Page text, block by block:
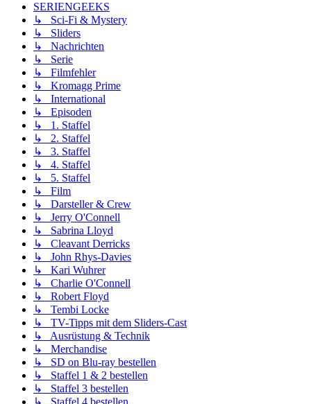
SERIENGEEKS
↳ Sci-Fi & Mystery
↳ Sliders
↳ Nachrichten
↳ Serie
↳ Filmfehler
↳ Kromagg Prime
↳ International
↳ Episoden
↳ 1. Staffel
↳ 2. Staffel
↳ 3. Staffel
↳ 4. Staffel
↳ 5. Staffel
↳ Film
↳ Darsteller & Crew
↳ Jerry O'Connell
↳ Sabrina Lloyd
↳ Cleavant Derricks
↳ John Rhys-Davies
↳ Kari Wuhrer
↳ Charlie O'Connell
↳ Robert Floyd
↳ Tembi Locke
↳ TV-Tipps mit dem Sliders-Cast
↳ Ausrüstung & Technik
↳ Merchandise
↳ SD on Blu-ray bestellen
↳ Staffel 1 & 2 bestellen
↳ Staffel 3 bestellen